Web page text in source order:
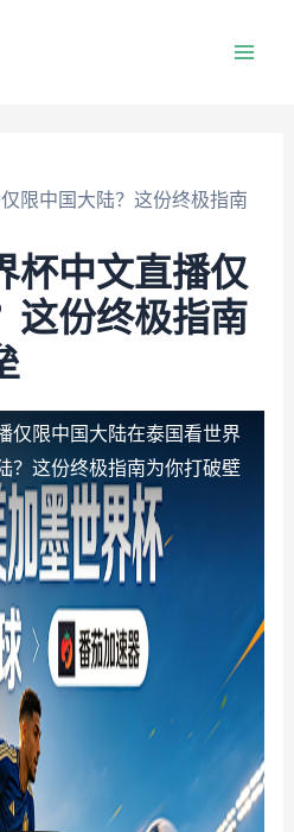
限中国大陆？这份终极指南
杯中文直播仅
这份终极指南
仅限中国大陆在泰国看世界
？这份终极指南为你打破壁